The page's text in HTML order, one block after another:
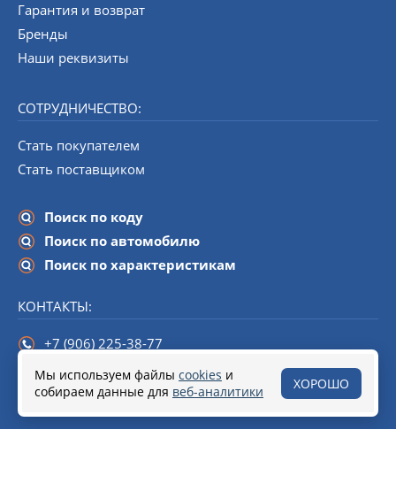
СОТРУДНИЧЕСТВО:
Стать покупателем
Стать поставщиком
Поиск по коду
Поиск по автомобилю
Поиск по характеристикам
Гарантия и возврат
Бренды
Наши реквизиты
КОНТАКТЫ:
+7 (906) 225-38-77
info@startline-spb.ru
190020,Санкт-Петербург, набережная Обводного канала,
Мы используем файлы cookies и
собираем данные для веб-аналитики ХОРОШО